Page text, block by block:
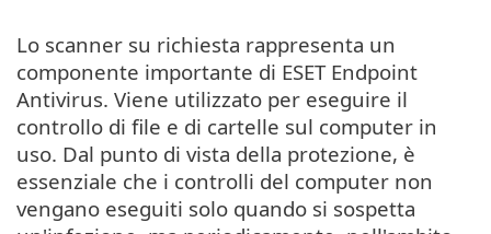
Lo scanner su richiesta rappresenta un
componente importante di ESET Endpoint
Antivirus. Viene utilizzato per eseguire il
controllo di file e di cartelle sul computer in
uso. Dal punto di vista della protezione, è
essenziale che i controlli del computer non
vengano eseguiti solo quando si sospetta